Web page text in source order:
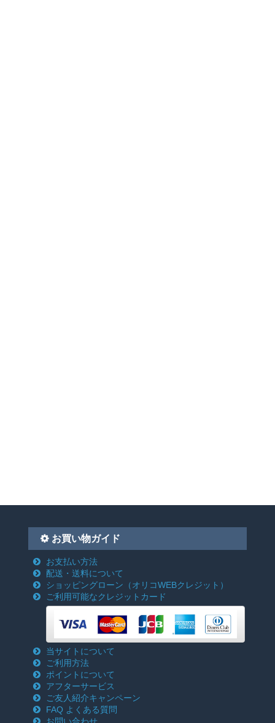
お買い物ガイド
お支払い方法
配送・送料について
ショッピングローン （オリコWEBクレジット）
ご利用可能なクレジットカード
当サイトについて
ご利用方法
ポイントについて
アフターサービス
ご友人紹介キャンペーン
FAQ よくある質問